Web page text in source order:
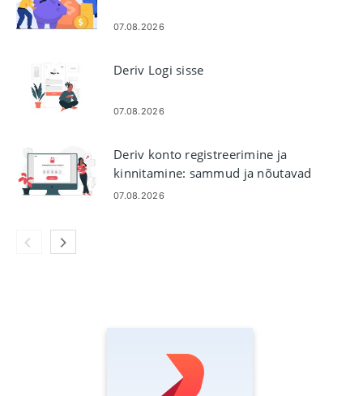
07.08.2026
Deriv Logi sisse
07.08.2026
Deriv konto registreerimine ja
kinnitamine: sammud ja nõutavad
dokumendid
07.08.2026